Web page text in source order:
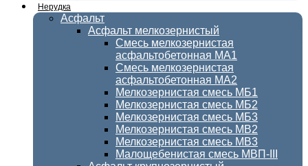
Нерудка
Асфальт
Асфальт мелкозернистый
Смесь мелкозернистая
асфальтобетонная МА1
Смесь мелкозернистая
асфальтобетонная МА2
Мелкозернистая смесь МБ1
Мелкозернистая смесь МБ2
Мелкозернистая смесь МБ3
Мелкозернистая смесь МВ2
Мелкозернистая смесь МВ3
Малощебенистая смесь МВП-III